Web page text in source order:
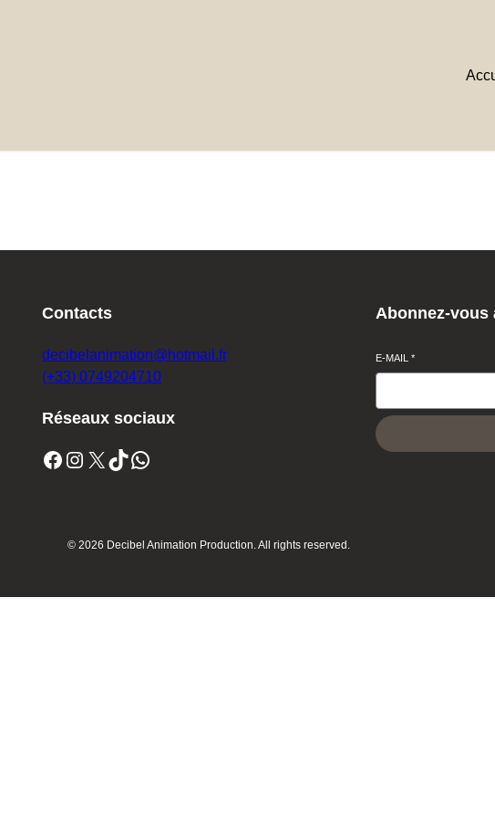
Contacts
decibelanimation@hotmail.fr
(+33) 0749204710
Réseaux sociaux
Facebook Instagram X TikTok WhatsApp
Abonnez-vous
E-MAIL*
© 2026 Decibel Animation Production. All rights reserved.